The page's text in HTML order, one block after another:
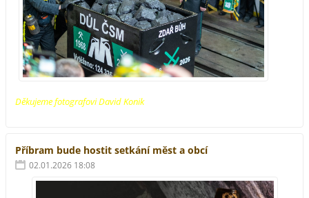
Děkujeme fotografovi David Konik
Příbram bude hostit setkání měst a obcí
02.01.2026 18:08